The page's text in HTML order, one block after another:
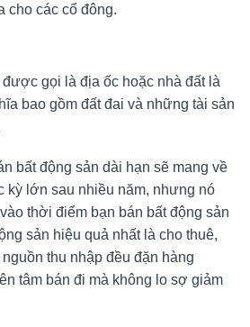
cho các cổ đông.
gọi là địa ốc hoặc nhà đất là
bao gồm đất đai và những tài sản
bất động sản dài hạn sẽ mang về
kỳ lớn sau nhiều năm, nhưng nó
thời điểm bạn bán bất động sản
sản hiệu quả nhất là cho thuê,
thu nhập đều đặn hàng
tâm bán đi mà không lo sợ giảm